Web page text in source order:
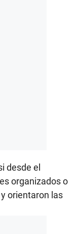
desde el
organizados o
orientaron las